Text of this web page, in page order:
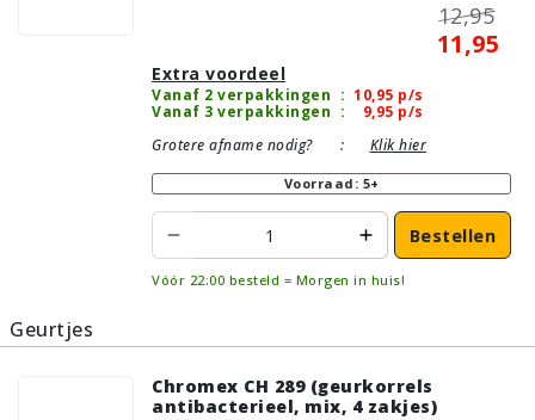
12,95
11,95
Extra voordeel
Vanaf 2 verpakkingen : 10,95 p/s
Vanaf 3 verpakkingen : 9,95 p/s
Grotere afname nodig?
: Klik hier
Voorraad: 5+
Bestellen
Vóór 22:00 besteld = Morgen in huis!
Geurtjes
Chromex CH 289 (geurkorrels
antibacterieel, mix, 4 zakjes)